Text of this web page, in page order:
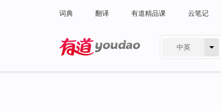
词典 翻译 有道精品课 云笔记
中英